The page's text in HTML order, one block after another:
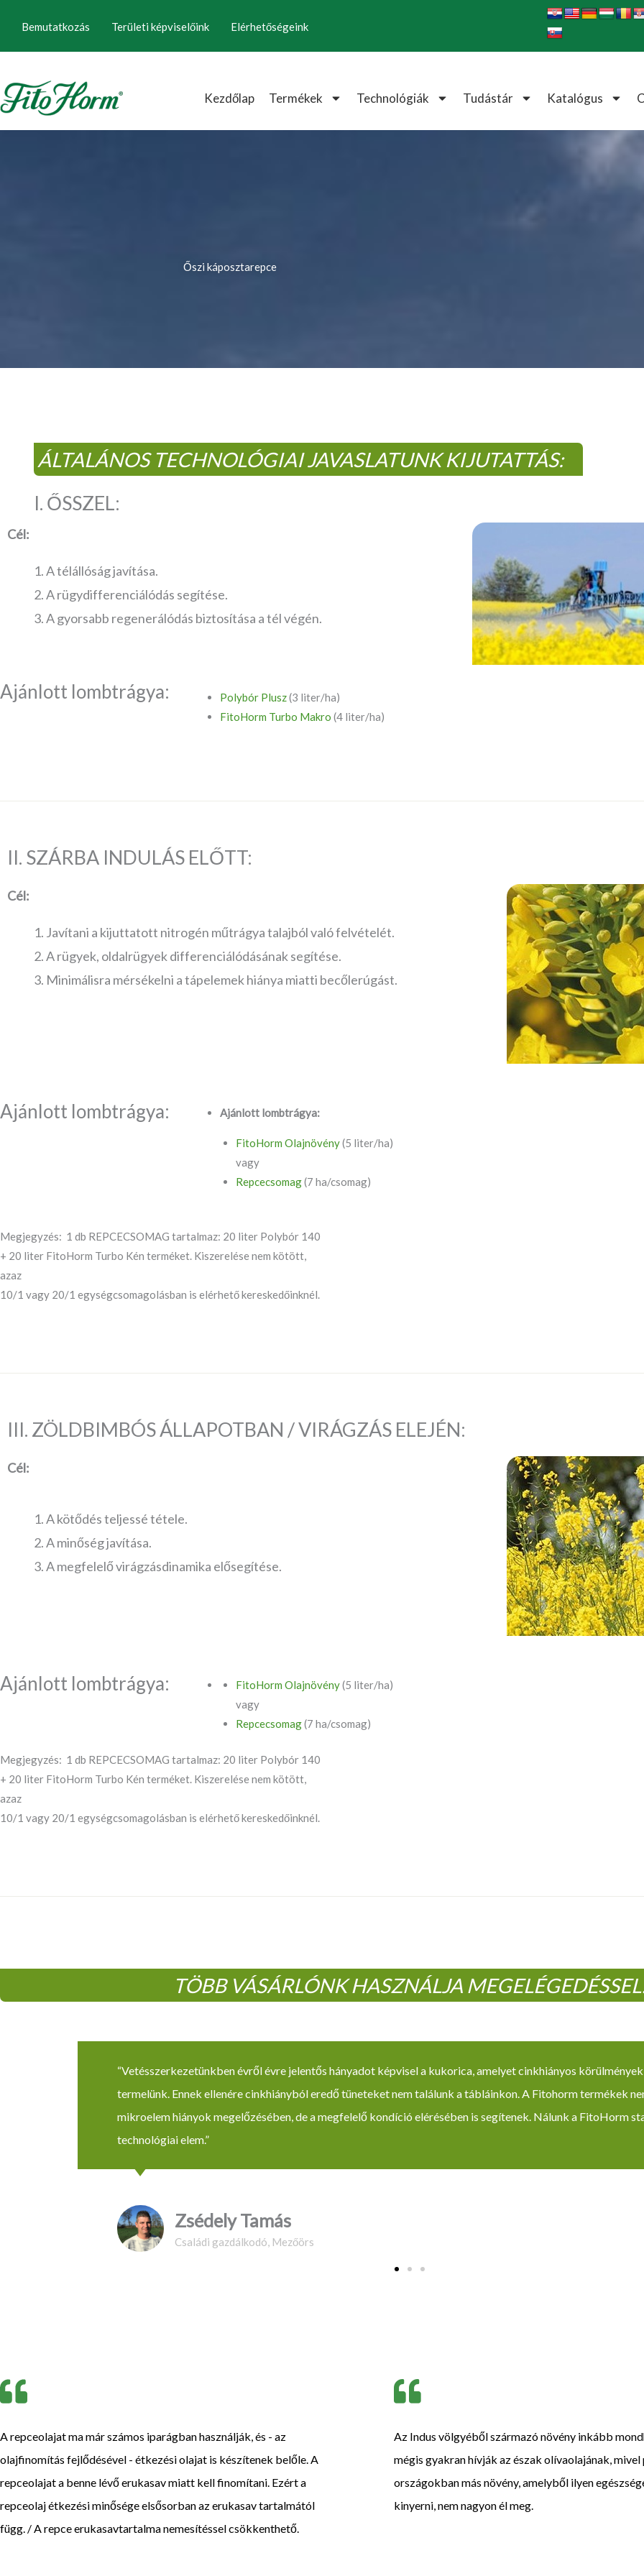
Bemutatkozás Területi képviselőink Elérhetőségeink
Kezdőlap Termékek Technológiák Tudástár Katalógus
Őszi káposztarepce
ÁLTALÁNOS TECHNOLÓGIAI JAVASLATUNK KIJUTATTÁS:
I. ŐSSZEL:
Cél:
A télállóság javítása.
A rügydifferenciálódás segítése.
A gyorsabb regenerálódás biztosítása a tél végén.
Ajánlott lombtrágya: Polybór Plusz(3 liter/ha)
FitoHorm Turbo Makro (4 liter/ha)
II. SZÁRBA INDULÁS ELŐTT:
Cél:
Javítani a kijuttatott nitrogén műtrágya talajból való felvételét.
A rügyek, oldalrügyek differenciálódásának segítése.
Minimálisra mérsékelni a tápelemek hiánya miatti becőlerúgást.
Ajánlott lombtrágya: Ajánlott lombtrágya:
FitoHorm Olajnövény(5 liter/ha)
vagy
Repcecsomag(7 ha/csomag)
Megjegyzés: 1 db REPCECSOMAG tartalmaz: 20 liter Polybór 140
+ 20 liter FitoHorm Turbo Kén terméket. Kiszerelése nem kötött,
azaz
10/1 vagy 20/1 egységcsomagolásban is elérhető kereskedőinknél.
III. ZÖLDBIMBÓS ÁLLAPOTBAN / VIRÁGZÁS ELEJÉN:
Cél:
A kötődés teljessé tétele.
A minőség javítása.
A megfelelő virágzásdinamika elősegítése.
Ajánlott lombtrágya: FitoHorm Olajnövény(5 liter/ha)
vagy
Repcecsomag(7 ha/csomag)
Megjegyzés: 1 db REPCECSOMAG tartalmaz: 20 liter Polybór 140
+ 20 liter FitoHorm Turbo Kén terméket. Kiszerelése nem kötött,
azaz
10/1 vagy 20/1 egységcsomagolásban is elérhető kereskedőinknél.
TÖBB VÁSÁRLÓNK HASZNÁLJA
“Vetésszerkezetünkben évről évre jelentős hányadot képvisel a kukorica, amelyet cinkhiányos
termelünk. Ennek ellenére cinkhiányból eredő tüneteket nem találunk a tábláinkon. A Fitohorm termékek
mikroelem hiányok megelőzésében, de a megfelelő kondíció elérésében is segítenek. Nálunk a FitoHorm
technológiai elem.”
Zsédely Tamás
Családi gazdálkodó, Mezőörs
A repceolajat ma már számos iparágban használják, és - az
olajfinomítás fejlődésével - étkezési olajat is készítenek belőle. A
repceolajat a benne lévő erukasav miatt kell finomítani. Ezért a
repceolaj étkezési minősége elsősorban az erukasav tartalmától
függ. / A repce erukasavtartalma nemesítéssel csökkenthető.
Az Indus völgyéből származó növény inkább
mégis gyakran hívják az észak olívaolajának, mivel
országokban más növény, amelyből ilyen
kinyerni, nem nagyon él meg.​